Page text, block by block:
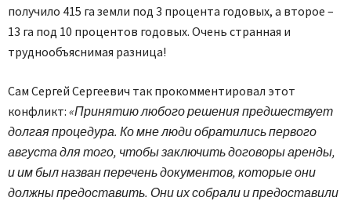
получило 415 га земли под 3 процента годовых, а второе –
13 га под 10 процентов годовых. Очень странная и
труднообъяснимая разница!
Сам Сергей Сергеевич так прокомментировал этот
конфликт: «Принятию любого решения предшествует
долгая процедура. Ко мне люди обратились первого
августа для того, чтобы заключить договоры аренды,
и им был назван перечень документов, которые они
должны предоставить. Они их собрали и предоставили